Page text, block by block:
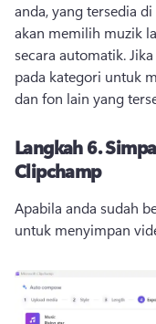
anda, yang tersedia
akan memilih muzik
secara automatik.
pada kategori untuk
dan fon lain yang
Langkah 6.
Clipchamp
Apabila anda sudah
untuk menyimpan